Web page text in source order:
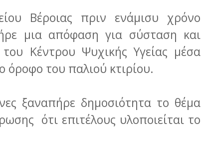
Βέροιας πριν ενάμισυ χρόνο
μια απόφαση για σύσταση και
του Κέντρου Ψυχικής Υγείας μέσα
όροφο του παλιού κτιρίου.
ξαναπήρε δημοσιότητα το θέμα
ότι επιτέλους υλοποιείται το